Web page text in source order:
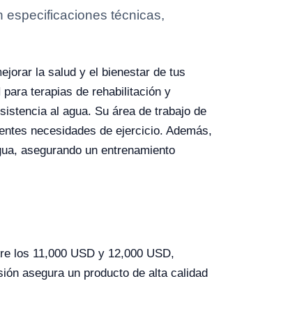
técnicas,
la salud y el bienestar de tus
terapias de rehabilitación y
al agua. Su área de trabajo de
necesidades de ejercicio. Además,
asegurando un entrenamiento
los 11,000 USD y 12,000 USD,
asegura un producto de alta calidad